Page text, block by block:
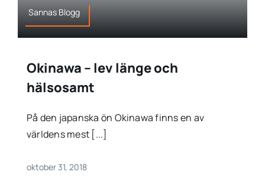
Sannas Blogg
Okinawa – lev länge och
hälsosamt
På den japanska ön Okinawa finns en av
världens mest [...]
oktober 31, 2018